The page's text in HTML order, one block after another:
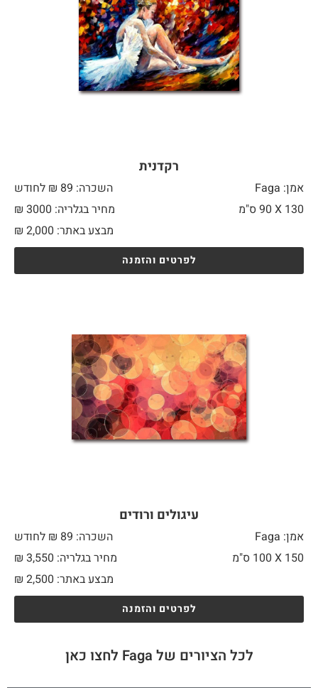
רקדנית
אמן: Faga
השכרה: 89 ₪ לחודש
130 X
מחיר בגלריה: 3000 ₪
מבצע באתר:
₪ 2,000
לפרטים והזמנה
עיגולים ורודים
אמן: Faga
השכרה: 89 ₪ לחודש
150 X
מחיר בגלריה: 3,550 ₪
מבצע באתר:
₪ 2,500
לפרטים והזמנה
לכל הציורים של Faga לחצו כאן